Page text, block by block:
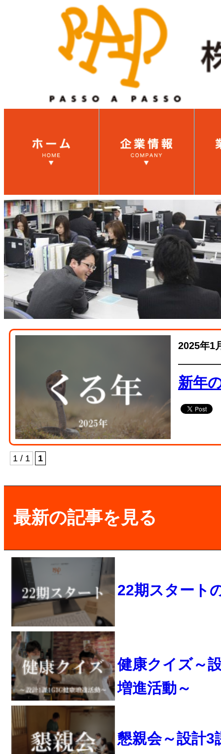
2025年1
新年
1 / 1 1
最新の記事を見る
22期スタート
健康クイズ～
増進活動～
懇親会～設計3